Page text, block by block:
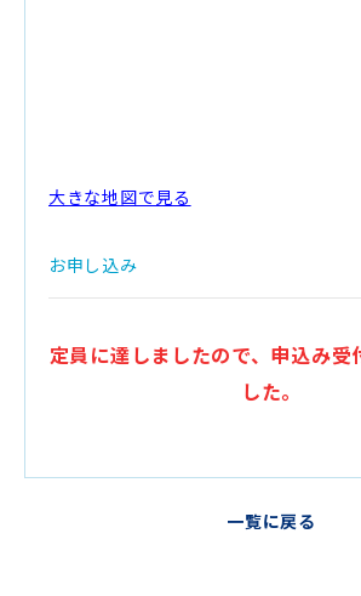
大きな地図で見る
お申し込み
定員に達しましたので、申込み受
した。
一覧に戻る